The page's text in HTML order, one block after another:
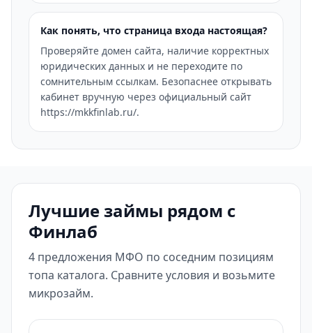
Как понять, что страница входа настоящая?
Проверяйте домен сайта, наличие корректных
юридических данных и не переходите по
сомнительным ссылкам. Безопаснее открывать
кабинет вручную через официальный сайт
https://mkkfinlab.ru/.
Лучшие займы рядом с
Финлаб
4 предложения МФО по соседним позициям
топа каталога. Сравните условия и возьмите
микрозайм.